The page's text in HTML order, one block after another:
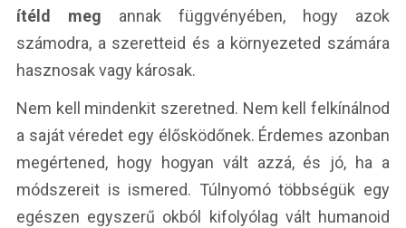
ítéld meg annak függvényében, hogy azok
számodra, a szeretteid és a környezeted számára
hasznosak vagy károsak.
Nem kell mindenkit szeretned. Nem kell felkínálnod
a saját véredet egy élősködőnek. Érdemes azonban
megértened, hogy hogyan vált azzá, és jó, ha a
módszereit is ismered. Túlnyomó többségük egy
egészen egyszerű okból kifolyólag vált humanoid